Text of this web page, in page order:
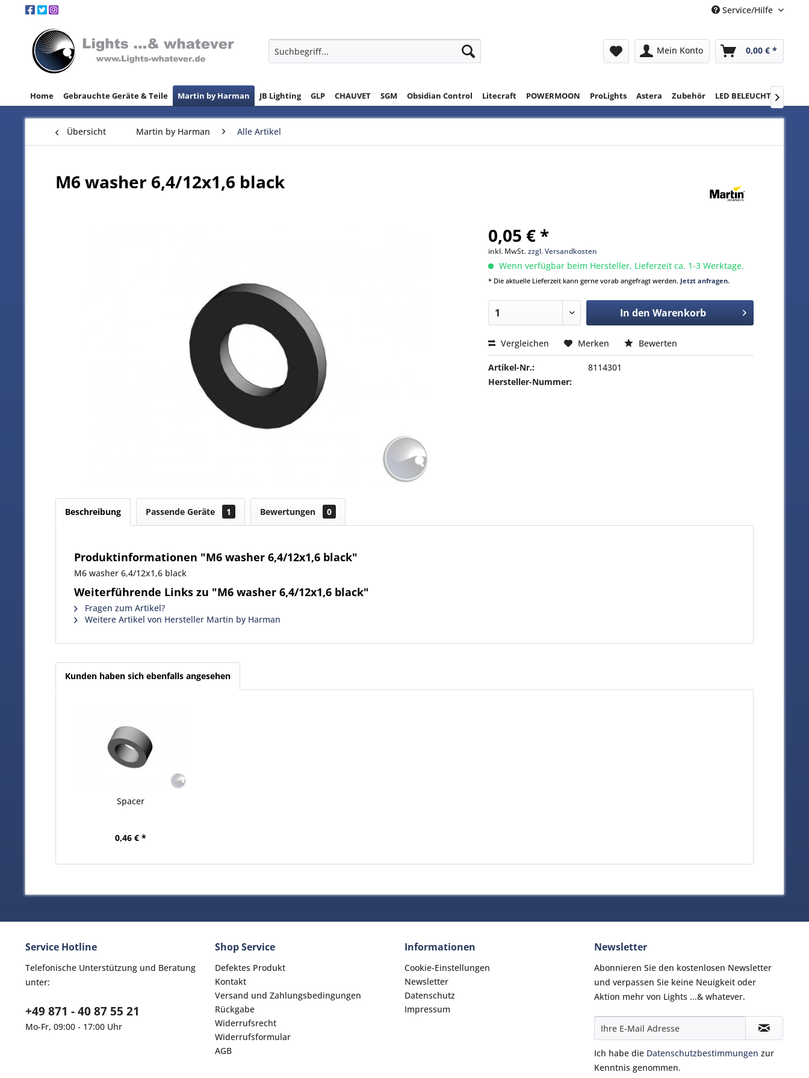
Service/Hilfe
Mein Konto 0,00 € *
Home Gebrauchte Geräte & Teile Martin by Harman JB Lighting GLP CHAUVET SGM Obsidian Control Litecraft POWERMOON ProLights Astera Zubehör LED BELEUCHTUNG

Übersicht Martin by Harman Alle Artikel
M6 washer 6,4/12x1,6 black
0,05 € *
inkl. MwSt.zzgl. Versandkosten
Wenn verfügbar beim Hersteller, Lieferzeit ca. 1-3 Werktage.
* Die aktuelle Lieferzeit kann gerne vorab angefragt werden. Jetzt anfragen.
In den Warenkorb
Vergleichen Merken Bewerten
Artikel-Nr.:
8114301
Hersteller-Nummer:
Beschreibung Passende Geräte 1 Bewertungen 0
Produktinformationen "M6 washer 6,4/12x1,6 black"
M6 washer 6,4/12x1,6 black
Weiterführende Links zu "M6 washer 6,4/12x1,6 black"
Fragen zum Artikel?
Weitere Artikel von Hersteller Martin by Harman
Kunden haben sich ebenfalls angesehen
Spacer
0,46 € *
Service Hotline
Telefonische Unterstützung und Beratung
unter:
+49 871 - 40 87 55 21
Mo-Fr, 09:00 - 17:00 Uhr
Shop Service
Defektes Produkt
Kontakt
Versand und Zahlungsbedingungen
Rückgabe
Widerrufsrecht
Widerrufsformular
AGB
Informationen
Cookie-Einstellungen
Newsletter
Datenschutz
Impressum
Newsletter
Abonnieren Sie den kostenlosen Newsletter
und verpassen Sie keine Neuigkeit oder
Aktion mehr von Lights ...& whatever.
Ich habe die Datenschutzbestimmungen zur
Kenntnis genommen.